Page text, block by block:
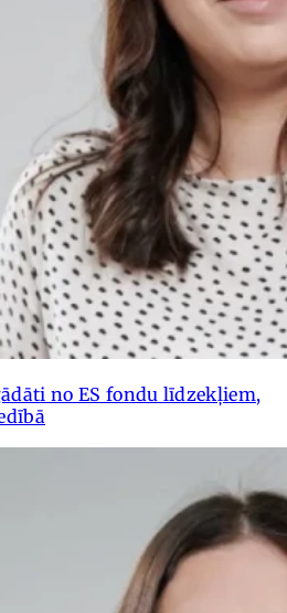
no ES fondu līdzekļiem,